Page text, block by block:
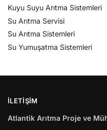
Kuyu Suyu Arıtma Sistemleri
Su Arıtma Servisi
Su Arıtma Sistemleri
Su Yumuşatma Sistemleri
İLETIŞIM
Atlantik Arıtma Proje ve